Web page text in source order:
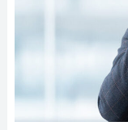
名古屋支
052-414-
ファク